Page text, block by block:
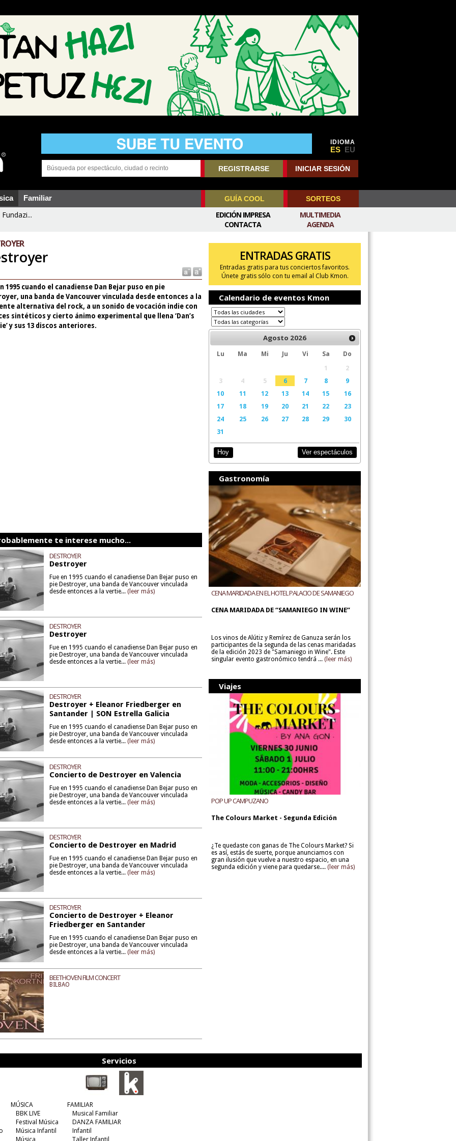
IDIOMA
ES EU
REGISTRARSE INICIAR SESIÓN
Familiar GUÍA COOL SORTEOS
MULTIMEDIA
AGENDA
EDICIÓN IMPRESA
CONTACTA
1995 cuando el canadiense Dan Bejar puso en pie
una banda de Vancouver vinculada desde entonces a la
alternativa del rock, a un sonido de vocación indie con
sintéticos y cierto ánimo experimental que llena ‘Dan’s
y sus 13 discos anteriores.
te interese mucho...
DESTROYER
Destroyer
Fue en 1995 cuando el canadiense Dan Bejar puso en
pie Destroyer, una banda de Vancouver vinculada
desde entonces a la vertie...(leer más)
DESTROYER
Destroyer
Fue en 1995 cuando el canadiense Dan Bejar puso en
pie Destroyer, una banda de Vancouver vinculada
desde entonces a la vertie...(leer más)
DESTROYER
Destroyer + Eleanor Friedberger en
Santander | SON Estrella Galicia
Fue en 1995 cuando el canadiense Dan Bejar puso en
pie Destroyer, una banda de Vancouver vinculada
desde entonces a la vertie...(leer más)
DESTROYER
Concierto de Destroyer en Valencia
Fue en 1995 cuando el canadiense Dan Bejar puso en
pie Destroyer, una banda de Vancouver vinculada
desde entonces a la vertie...(leer más)
DESTROYER
Concierto de Destroyer en Madrid
Fue en 1995 cuando el canadiense Dan Bejar puso en
pie Destroyer, una banda de Vancouver vinculada
desde entonces a la vertie...(leer más)
DESTROYER
Concierto de Destroyer + Eleanor
Friedberger en Santander
Fue en 1995 cuando el canadiense Dan Bejar puso en
pie Destroyer, una banda de Vancouver vinculada
desde entonces a la vertie...(leer más)
BEETHOVEN FILM CONCERT
BILBAO
ENTRADAS GRATIS
Entradas gratis para tus conciertos favoritos.
Únete gratis sólo con tu email al Club Kmon.
Calendario de eventos Kmon
Agosto 2026
Lu Ma Mi Ju Vi Sa
Do
1
2
3
4 5 6 7 8
9
10
11 12 13 14 15
16
17
18 19 20 21 22
23
24
25 26 27 28 29
30
31
Hoy Ver espectáculos
Gastronomía
CENA MARIDADA EN EL HOTEL PALACIO DE SAMANIEGO
CENA MARIDADA DE “SAMANIEGO IN WINE”
Los vinos de Alútiz y Remírez de Ganuza serán los
participantes de la segunda de las cenas maridadas
de la edición 2023 de "Samaniego in Wine". Este
singular evento gastronómico tendrá ... (leer más)
Viajes
POP UP CAMPUZANO
The Colours Market - Segunda Edición
¿Te quedaste con ganas de The Colours Market? Si
es así, estás de suerte, porque anunciamos con
gran ilusión que vuelve a nuestro espacio, en una
segunda edición y viene para quedarse.... (leer más)
Servicios
MÚSICA
BBK LIVE
Festival Música
Música Infantil
Música
FAMILIAR
Musical Familiar
DANZA FAMILIAR
Infantil
Taller Infantil